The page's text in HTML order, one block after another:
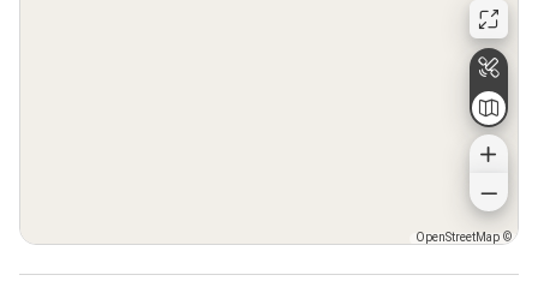
©
OpenStreetMap